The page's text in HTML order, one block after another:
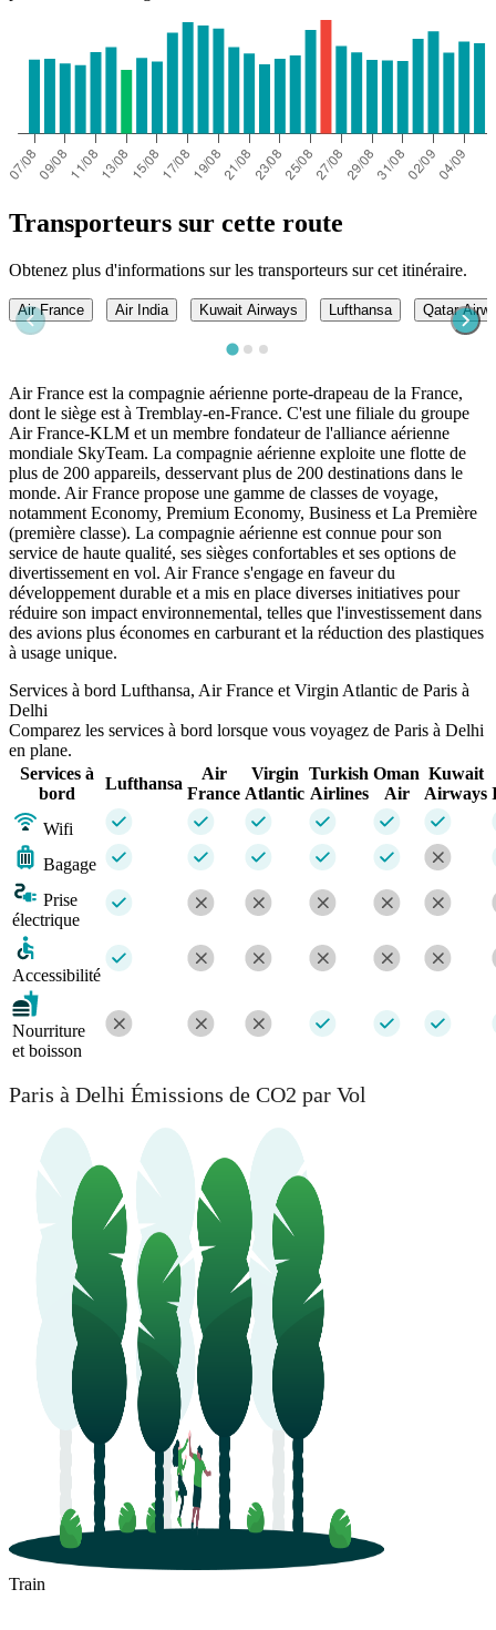
Transporteurs sur cette route
Obtenez plus d'informations sur les transporteurs sur cet itinéraire.
Air France Air India Kuwait Airways Lufthansa Qatar
Air France est la compagnie aérienne porte-drapeau de la France,
dont le siège est à Tremblay-en-France. C'est une filiale du groupe
Air France-KLM et un membre fondateur de l'alliance aérienne
mondiale SkyTeam. La compagnie aérienne exploite une flotte de
plus de 200 appareils, desservant plus de 200 destinations dans le
monde. Air France propose une gamme de classes de voyage,
notamment Economy, Premium Economy, Business et La Première
(première classe). La compagnie aérienne est connue pour son
service de haute qualité, ses sièges confortables et ses options de
divertissement en vol. Air France s'engage en faveur du
développement durable et a mis en place diverses initiatives pour
réduire son impact environnemental, telles que l'investissement dans
des avions plus économes en carburant et la réduction des plastiques
à usage unique.
Services à bord Lufthansa, Air France et Virgin Atlantic de Paris à
Delhi
Comparez les services à bord lorsque vous voyagez de Paris à Delhi
en plane.
Services à
bord
Lufthansa
Air
France
Virgin
Atlantic
Turkish
Airlines
Oman
Air
Kuwait
Airways
Wifi
Bagage
Prise
électrique
Accessibilité
Nourriture
et boisson
Paris à Delhi Émissions de CO2 par Vol
Train